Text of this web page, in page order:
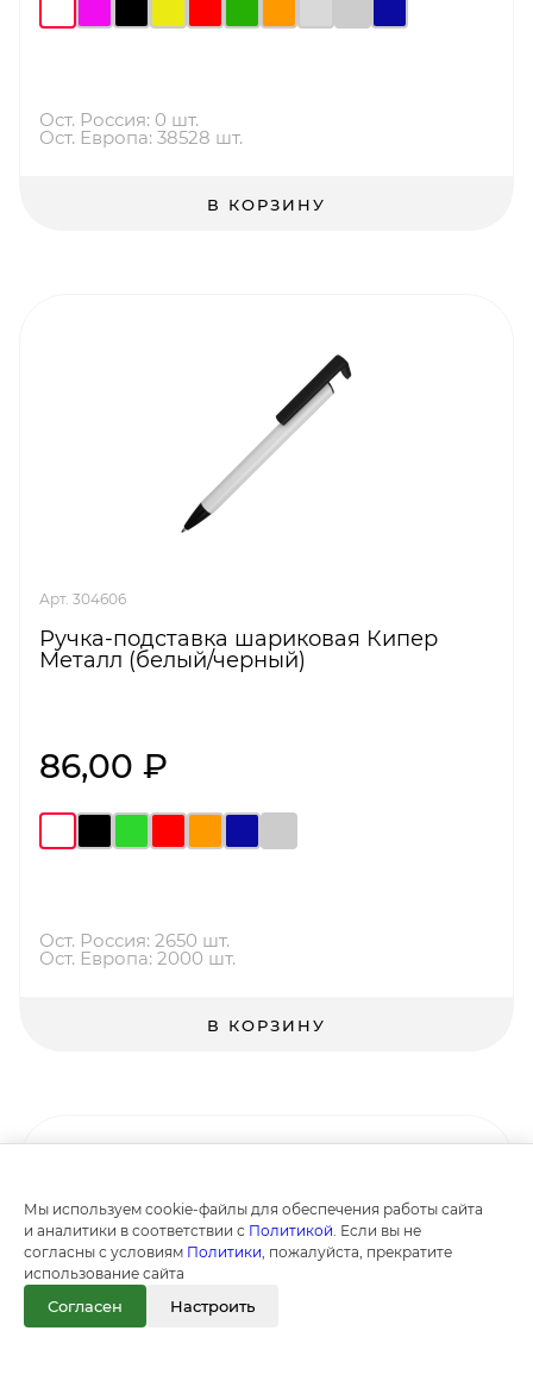
Ост. Россия: 0 шт.
Ост. Европа: 38528 шт.
В КОРЗИНУ
Арт. 304606
Ручка-подставка шариковая Кипер
Металл (белый/черный)
86,00 ₽
Ост. Россия: 2650 шт.
Ост. Европа: 2000 шт.
В КОРЗИНУ
Мы используем cookie-файлы для обеспечения работы сайта
и аналитики в соответствии с Политикой . Если вы не
согласны с условиям Политики , пожалуйста, прекратите
использование сайта
Согласен Настроить